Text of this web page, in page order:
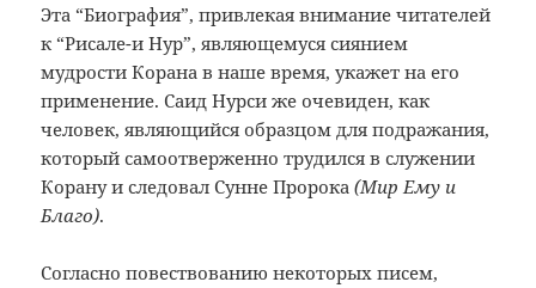
Эта “Биография”, привлекая внимание читателей
к “Рисале-и Нур”, являющемуся сиянием
мудрости Корана в наше время, укажет на его
применение. Саид Нурси же очевиден, как
человек, являющийся образцом для подражания,
который самоотверженно трудился в служении
Корану и следовал Сунне Пророка(Мир Ему и
Благо).
Согласно повествованию некоторых писем,